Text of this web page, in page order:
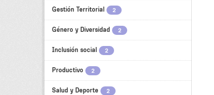
Gestión Territorial 2
Género y Diversidad 2
Inclusión social 2
Productivo 2
Salud y Deporte 2